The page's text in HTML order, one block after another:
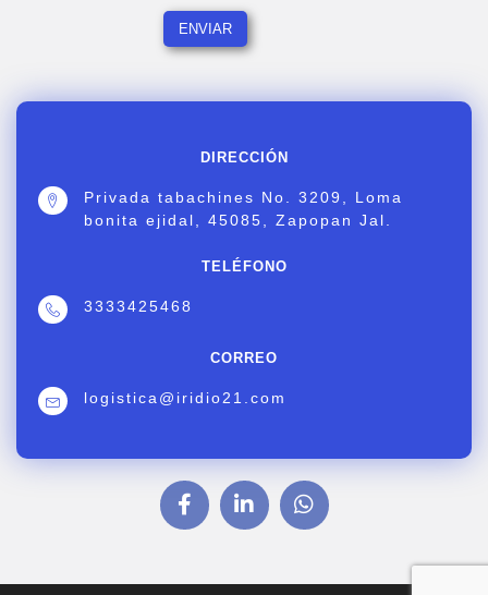
DIRECCIÓN
Privada tabachines No. 3209, Loma
bonita ejidal, 45085, Zapopan Jal.
TELÉFONO
3333425468
CORREO
logistica@iridio21.com